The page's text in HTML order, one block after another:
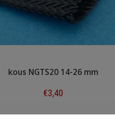
kous NGTS20 14-26 mm
€3,40
Shop now